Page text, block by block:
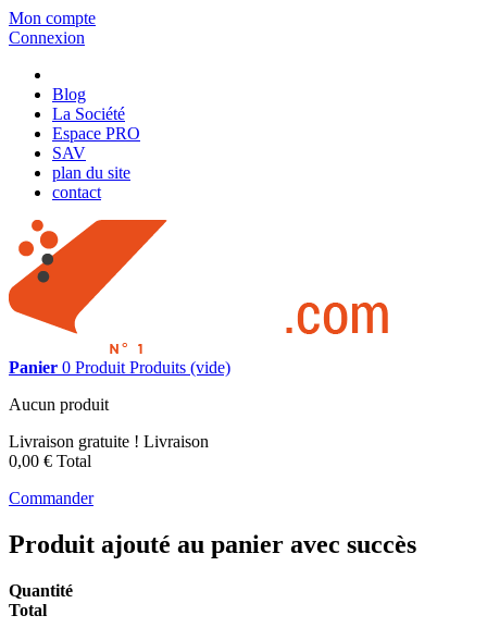
Mon compte
Connexion
Blog
La Société
Espace PRO
SAV
plan du site
contact
Panier 0 Produit Produits (vide)
Aucun produit
Livraison gratuite ! Livraison
0,00 € Total
Commander
Produit ajouté au panier avec succès
Quantité
Total